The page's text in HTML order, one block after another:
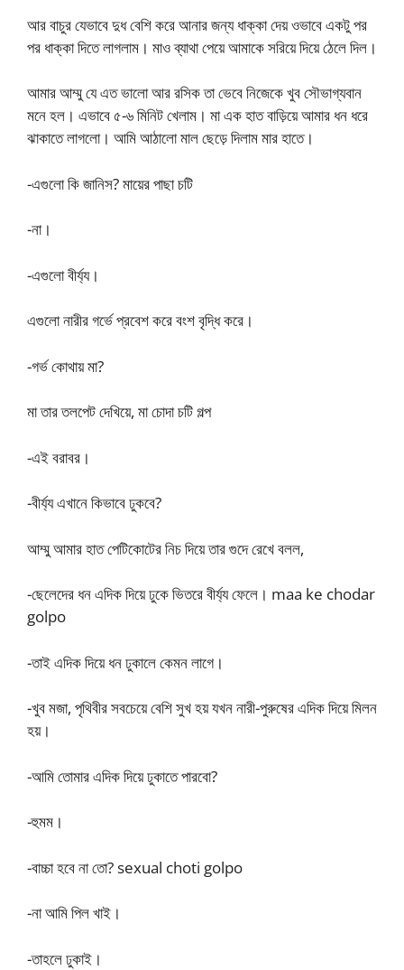
আর বাচুর যেভাবে দুধ বেশি করে আনার জন্য ধাক্কা দেয় ওভাবে একটু পর
পর ধাক্কা দিতে লাগলাম। মাও ব্যাথা পেয়ে আমাকে সরিয়ে দিয়ে ঠেলে দিল।
আমার আম্মু যে এত ভালো আর রসিক তা ভেবে নিজেকে খুব সৌভাগ্যবান
মনে হল। এভাবে ৫-৬ মিনিট খেলাম। মা এক হাত বাড়িয়ে আমার ধন ধরে
ঝাকাতে লাগলো। আমি আঠালো মাল ছেড়ে দিলাম মার হাতে।
-এগুলো কি জানিস? মায়ের পাছা চটি
-না।
-এগুলো বীর্য্য।
এগুলো নারীর গর্ভে প্রবেশ করে বংশ বৃদ্ধি করে।
-গর্ভ কোথায় মা?
মা তার তলপেট দেখিয়ে, মা চোদা চটি গল্প
-এই বরাবর।
-বীর্য্য এখানে কিভাবে ঢুকবে?
আম্মু আমার হাত পেটিকোটের নিচ দিয়ে তার গুদে রেখে বলল,
-ছেলেদের ধন এদিক দিয়ে ঢুকে ভিতরে বীর্য্য ফেলে। maa ke chodar
golpo
-তাই এদিক দিয়ে ধন ঢুকালে কেমন লাগে।
-খুব মজা, পৃথিবীর সবচেয়ে বেশি সুখ হয় যখন নারী-পুরুষের এদিক দিয়ে মিলন
হয়।
-আমি তোমার এদিক দিয়ে ঢুকাতে পারবো?
-হুমম।
-বাচ্চা হবে না তো? sexual choti golpo
-না আমি পিল খাই।
-তাহলে ঢুকাই।